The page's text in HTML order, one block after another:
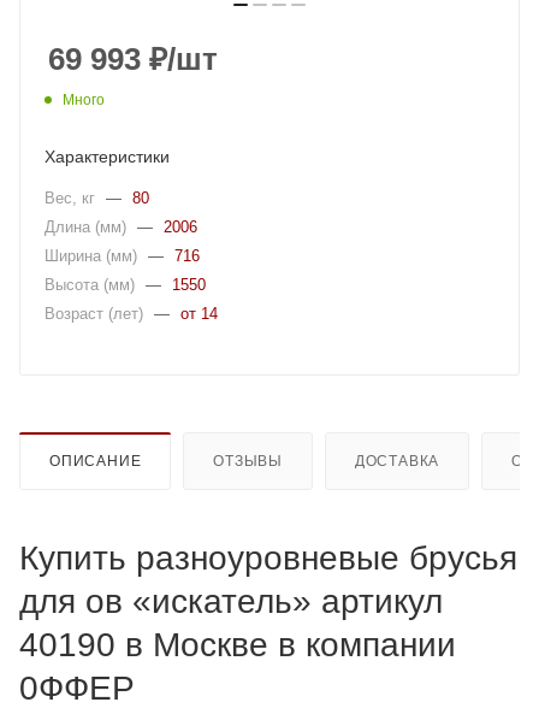
69 993 ₽/шт
Много
Характеристики
Вес, кг — 80
Длина (мм) —
2006
Ширина (мм) — 716
Высота (мм) —
1550
Возраст (лет) — от 14
ОПИСАНИЕ ОТЗЫВЫ ДОСТАВКА
Купить разноуровневые брусья
для ов «искатель» артикул
40190 в Москве в компании
0ФФЕР